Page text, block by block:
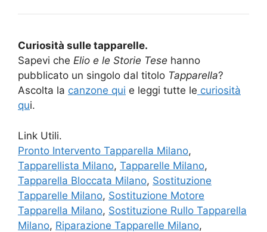
Curiosità sulle tapparelle.
Sapevi che Elio e le Storie Tese hanno
pubblicato un singolo dal titolo Tapparella?
Ascolta la canzone qui e leggi tutte le curiosità
qui.
Link Utili.
Pronto Intervento Tapparella Milano,
Tapparellista Milano, Tapparelle Milano,
Tapparella Bloccata Milano, Sostituzione
Tapparelle Milano, Sostituzione Motore
Tapparella Milano, Sostituzione Rullo Tapparella
Milano, Riparazione Tapparelle Milano,